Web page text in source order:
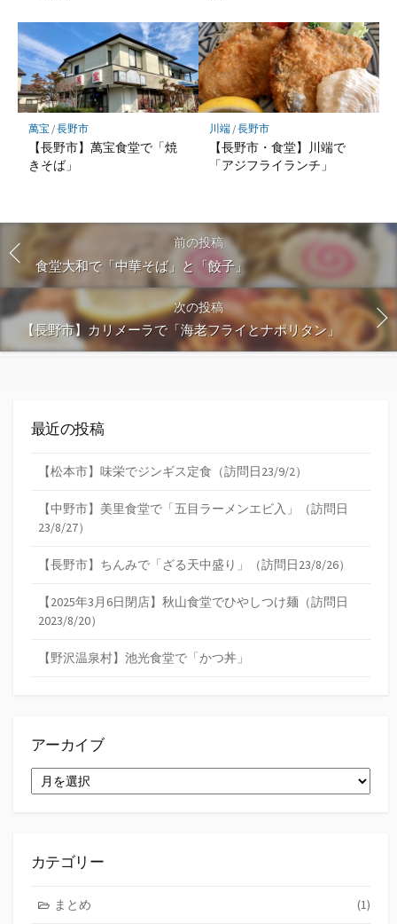
萬宝 /長野市
【長野市】萬宝食堂で「焼
きそば」
川端/長野市
【長野市・食堂】川端で
「アジフライランチ」
前の投稿
食堂大和で「中華そば」と「餃子」
次の投稿
【長野市】カリメーラで「海老フライとナポリタン」
最近の投稿
【松本市】味栄でジンギス定食（訪問日23/9/2）
【中野市】美里食堂で「五目ラーメンエビ入」（訪問日
23/8/27）
【長野市】ちんみで「ざる天中盛り」（訪問日23/8/26）
【2025年3月6日閉店】秋山食堂でひやしつけ麺（訪問日
2023/8/20）
【野沢温泉村】池光食堂で「かつ丼」
アーカイブ
ー
カテゴリー
まとめ (1)